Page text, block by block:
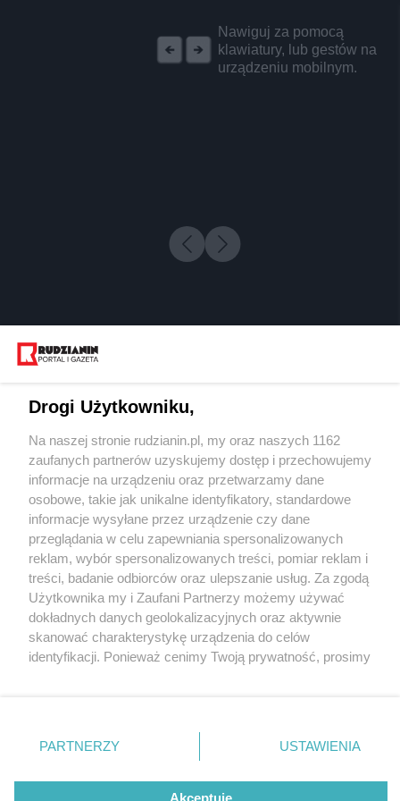
Nawiguj za pomocą
klawiatury, lub gestów na
urządzeniu mobilnym.
3 / 0
Wydawca mediów
Nie zapomnij
zapoznać się z:
polityką prywatności regulamin korzystania z portali
Twojemiasto
Piekary Śląskie
Chorzów
Tarnowskie Góry
Gliwice
Skontakuj sięz nami
Kontakt
Wydawca
Redakcja
Drogi Użytkowniku,
Na naszej stronie rudzianin.pl, my oraz naszych 1162
zaufanych partnerów uzyskujemy dostęp i przechowujemy
informacje na urządzeniu oraz przetwarzamy dane
osobowe, takie jak unikalne identyfikatory, standardowe
informacje wysyłane przez urządzenie czy dane
przeglądania w celu zapewniania spersonalizowanych
reklam, wybór spersonalizowanych treści, pomiar reklam i
treści, badanie odbiorców oraz ulepszanie usług. Za zgodą
Użytkownika my i Zaufani Partnerzy możemy używać
dokładnych danych geolokalizacyjnych oraz aktywnie
skanować charakterystykę urządzenia do celów
identyfikacji. Ponieważ cenimy Twoją prywatność, prosimy
prywatności znajdujący się w lewym dolnym rogu strony
. Niektóre rodzaje przetwarzania danych nie wymagają
zgody użytkownika, ale masz prawo sprzeciwić się
takiemu przetwarzaniu. Preferencje będą miały
PARTNERZY USTAWIENIA
Akceptuję